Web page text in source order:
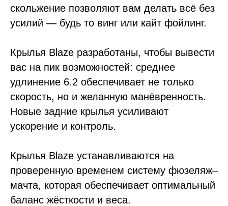
скольжение позволяют вам делать всё без
усилий — будь то винг или кайт фойлинг.
Крылья Blaze разработаны, чтобы вывести
вас на пик возможностей: среднее
удлинение 6.2 обеспечивает не только
скорость, но и желанную манёвренность.
Новые задние крылья усиливают
ускорение и контроль.
Крылья Blaze устанавливаются на
проверенную временем систему фюзеляж–
мачта, которая обеспечивает оптимальный
баланс жёсткости и веса.